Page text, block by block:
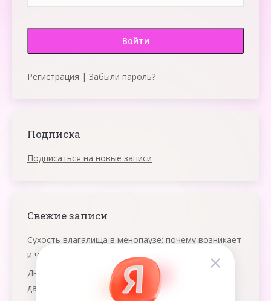
Регистрация | Забыли пароль?
Подписка
Подписаться на новые записи
Свежие записи
Сухость влагалища в менопаузе: почему возникает
и что помогает
Дыхание яичниками: что это и как работает эта
даосская практика